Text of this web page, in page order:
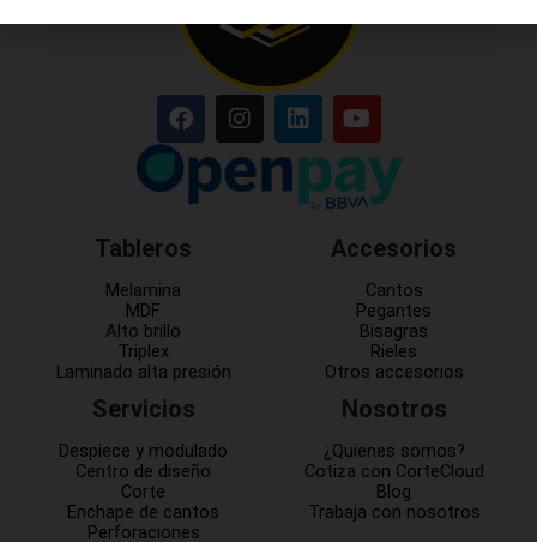
Tableros
Melamina
MDF
Alto brillo
Triplex
Laminado alta presión
Servicios
Despiece y modulado
Centro de diseño
Corte
Enchape de cantos
Perforaciones
Accesorios
Cantos
Pegantes
Bisagras
Rieles
Otros accesorios
Nosotros
¿Quienes somos?
Cotiza con CorteCloud
Blog
Trabaja con nosotros